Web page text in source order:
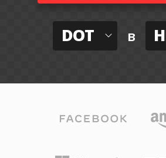
DOT в